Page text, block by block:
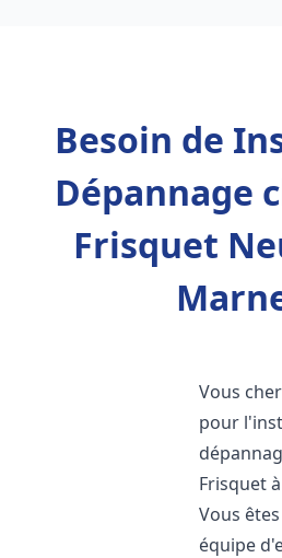
Besoin de
Dépannage
Frisquet
Vous
pour
Frisquet à
Vous
équipe